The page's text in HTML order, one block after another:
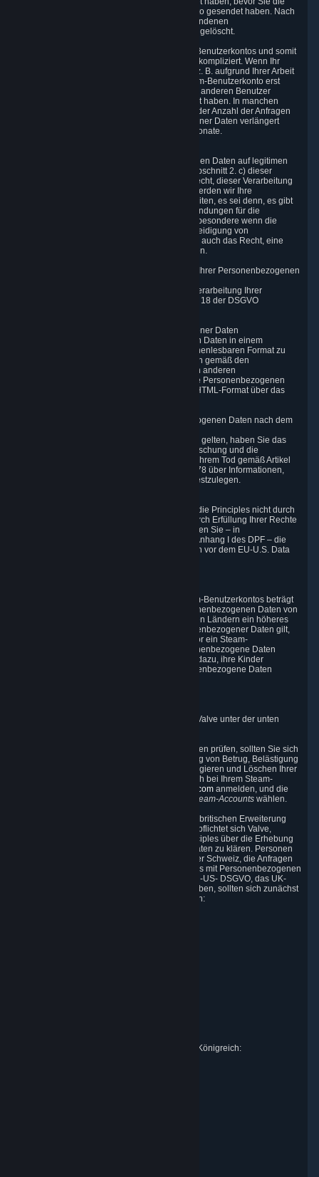
Löschungsanfrage für das Steam-Benutzerkonto gesendet haben. Nach
der Nachfrist werden die mit Ihrem Konto verbundenen
Personenbezogenen Daten gemäß Abschnitt 4 gelöscht.
In einigen Fällen ist das Löschen Ihres Steam-Benutzerkontos und somit
das Löschen Ihrer Personenbezogenen Daten kompliziert. Wenn Ihr
Konto eine Geschäftsbeziehung mit Valve hat, z. B. aufgrund Ihrer Arbeit
für einen Spieleentwickler, können Sie Ihr Steam-Benutzerkonto erst
löschen, nachdem Sie diese Funktion an einen anderen Benutzer
übertragen oder die Geschäftsbeziehung gelöst haben. In manchen
Fällen kann in Anbetracht der Komplexität und der Anzahl der Anfragen
der Zeitraum für das Löschen Personenbezogener Daten verlängert
werden, jedoch nicht länger als zwei weitere Monate.
Wenn die Verarbeitung Ihrer Personenbezogenen Daten auf legitimen
Interessen gemäß Artikel 6(1)(f) der DSGVO / Abschnitt 2. c) dieser
Datenschutzrichtlinie basiert, haben Sie das Recht, dieser Verarbeitung
zu widersprechen. Wenn Sie widersprechen, werden wir Ihre
Personenbezogenen Daten nicht mehr verarbeiten, es sei denn, es gibt
zwingende und vorherrschende legitime Begründungen für die
Verarbeitung gemäß Artikel 21 der DSGVO; insbesondere wenn die
Daten für die Begründung, Ausübung oder Verteidigung von
Rechtsansprüchen erforderlich sind. Sie haben auch das Recht, eine
Beschwerde an eine Aufsichtsbehörde zu stellen.
6.5 Recht auf Einschränkung der Verarbeitung Ihrer Personenbezogenen
Sie haben das Recht, die Einschränkung der Verarbeitung Ihrer
Personenbezogenen Daten unter den in Artikel 18 der DSGVO
6.6 Recht auf Übertragbarkeit Personenbezogener Daten
Sie haben das Recht, Ihre Personenbezogenen Daten in einem
strukturierten, häufig verwendeten und maschinenlesbaren Format zu
erhalten, und Sie haben das Recht, diese Daten gemäß den
Bedingungen in Artikel 20 der DSGVO an einen anderen
Verantwortlichen zu übertragen. Valve stellt Ihre Personenbezogenen
Daten wie oben beschrieben im strukturierten HTML-Format über das
6.7 Recht zur Kontrolle über Ihre Personenbezogenen Daten nach dem
Wenn französische Datenschutzgesetze für Sie gelten, haben Sie das
Recht, Richtlinien für die Aufbewahrung, die Löschung und die
Übertragung Personenbezogener Daten nach Ihrem Tod gemäß Artikel
40-1 des Gesetzes Nr. 78-17 vom 6. Januar 1978 über Informationen,
Technologie, Datendateien und Bürgerrechte festzulegen.
Falls Valve einem behaupteten Verstoß gegen die Principles nicht durch
einen anderen Mechanismus des DPF oder durch Erfüllung Ihrer Rechte
gemäß diesem Abschnitt Abhilfe verschafft, haben Sie – in
Übereinstimmung mit den Anforderungen von Anhang I des DPF – die
Möglichkeit, ein verbindliches Schiedsverfahren vor dem EU-U.S. Data
Das Mindestalter für die Erstellung eines Steam-Benutzerkontos beträgt
13 Jahre. Valve erfasst absichtlich keine Personenbezogenen Daten von
Kindern unter diesem Alter. Sofern in bestimmten Ländern ein höheres
Alter zur Einwilligung für die Erfassung Personenbezogener Daten gilt,
erfordert Valve die Einwilligung der Eltern, bevor ein Steam-
Benutzerkonto erstellt werden kann und Personenbezogene Daten
erfasst werden können. Valve ermuntert Eltern dazu, ihre Kinder
anzuhalten, im Online-Verkehr niemals Personenbezogene Daten
Sie können den Datenschutzbeauftragten von Valve unter der unten
Während wir alle von Ihnen gesendeten Anfragen prüfen, sollten Sie sich
darüber bewusst sein, dass Sie zur Bekämpfung von Betrug, Belästigung
und Identitätsdiebstahl zum Zugreifen auf, Korrigieren und Löschen Ihrer
Daten nur die Möglichkeit haben, indem Sie sich bei Ihrem Steam-
http://help.steampowered.com anmelden, und die
Menüelemente -> Mein Konto -> Daten Ihres Steam-Accounts wählen.
In Übereinstimmung mit dem EU-U.S. DPF, der britischen Erweiterung
des EU-U.S. DPF und dem Swiss-U.S. DPF verpflichtet sich Valve,
Beschwerden im Zusammenhang mit den Principles über die Erhebung
und Verwendung Ihrer Personenbezogenen Daten zu klären. Personen
aus der EU, dem Vereinigten Königreich und der Schweiz, die Anfragen
oder Beschwerden bezüglich unseres Umgangs mit Personenbezogenen
Daten haben, die wir unter Berufung auf die EU-US- DSGVO, das UK-
U.S. DPF oder das Swiss-U.S. DPF erhalten haben, sollten sich zunächst
unter den folgenden Adressen an Valve wenden:
Vertreter für Datenschutzfragen im Vereinigten Königreich: